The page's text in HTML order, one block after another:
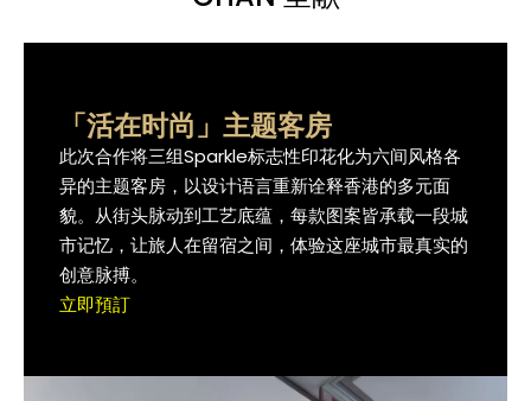
「活在时尚」主题客房
此次合作将三组Sparkle标志性印花化为六间风格各
异的主题客房，以设计语言重新诠释香港的多元面
貌。从街头脉动到工艺底蕴，每款图案皆承载一段城
市记忆，让旅人在留宿之间，体验这座城市最真实的
创意脉搏。
立即預訂
「活在时尚」主题客房
此次合作将三组Sparkle标志性印花化为六间风格各
异的主题客房，以设计语言重新诠释香港的多元面
貌。从街头脉动到工艺底蕴，每款图案皆承载一段城
市记忆，让旅人在留宿之间，体验这座城市最真实的
创意脉搏。
立即預訂
「活在时尚」主题客房
此次合作将三组Sparkle标志性印花化为六间风格各
异的主题客房，以设计语言重新诠释香港的多元面
貌。从街头脉动到工艺底蕴，每款图案皆承载一段城
市记忆，让旅人在留宿之间，体验这座城市最真实的
创意脉搏。
立即預訂